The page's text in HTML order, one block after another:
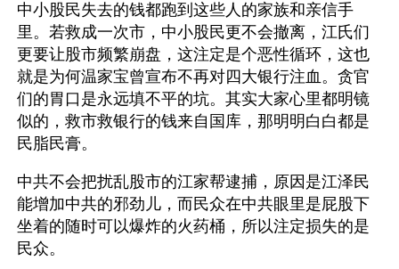
中小股民失去的钱都跑到这些人的家族和亲信手
里。若救成一次市，中小股民更不会撤离，江氏们
更要让股市频繁崩盘，这注定是个恶性循环，这也
就是为何温家宝曾宣布不再对四大银行注血。贪官
们的胃口是永远填不平的坑。其实大家心里都明镜
似的，救市救银行的钱来自国库，那明明白白都是
民脂民膏。
中共不会把扰乱股市的江家帮逮捕，原因是江泽民
能增加中共的邪劲儿，而民众在中共眼里是屁股下
坐着的随时可以爆炸的火药桶，所以注定损失的是
民众。